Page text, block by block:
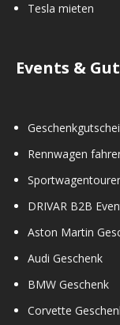
Tesla mieten
Events &
Rennwagen
DRIVAR B2B
Aston Martin
Audi Geschenk
BMW Geschenk
Corvette